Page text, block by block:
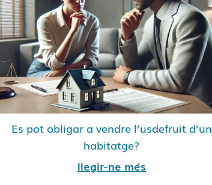
Es pot obligar a vendre l’usdefruit d’un
habitatge?
llegir-ne més